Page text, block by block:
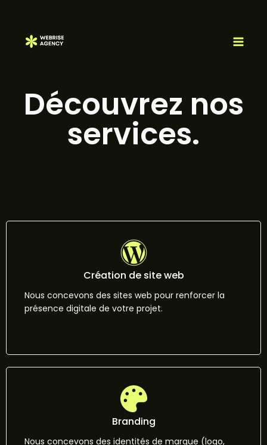
Découvrez nos
services.
Création de site web
Nous concevons des sites web pour renforcer la
présence digitale de votre projet.
Branding
Nous concevons des identités de marque (logo,